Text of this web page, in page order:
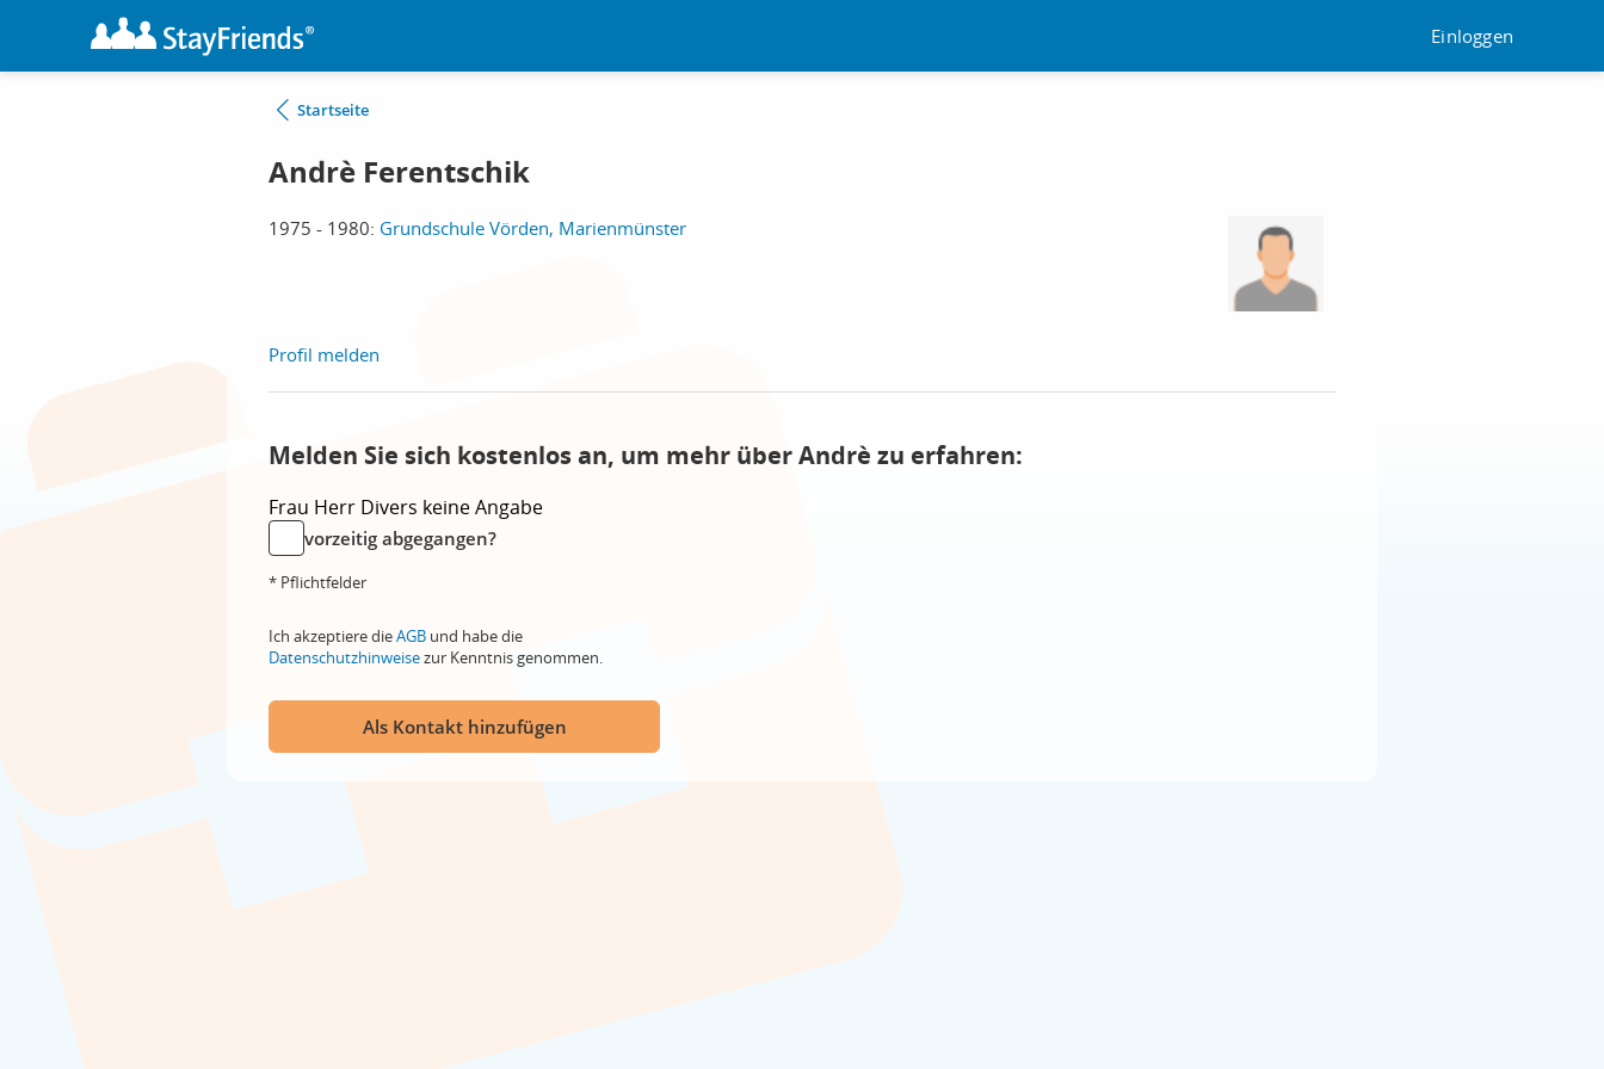
Einloggen
Startseite
Andrè Ferentschik
1975 - 1980: Grundschule Vörden, Marienmünster
Profil melden
Melden Sie sich kostenlos an, um mehr über Andrè zu erfahren:
Frau Herr Divers keine Angabe
vorzeitig abgegangen?
* Pflichtfelder
Ich akzeptiere dieAGB und habe die
Datenschutzhinweisezur Kenntnis genommen.
Als Kontakt hinzufügen